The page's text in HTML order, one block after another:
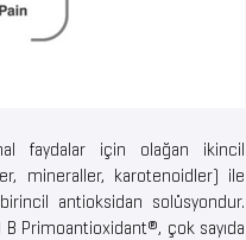
faydalar için olağan ikincil
mineraller, karotenoidler) ile
antioksidan solüsyondur.
Primoantioxidant®, çok sayıda